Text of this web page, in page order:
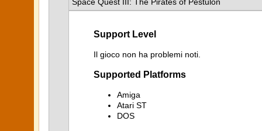
Support Level
Il gioco non ha problemi noti.
Supported Platforms
Amiga
Atari ST
DOS